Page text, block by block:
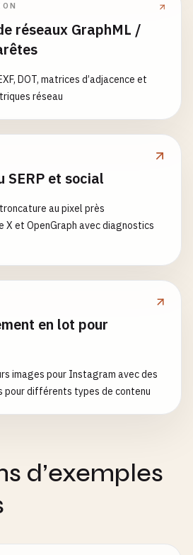
réseaux GraphML /
DOT, matrices d’adjacence et
réseau
SERP et social
au pixel près
et OpenGraph avec diagnostics
en lot pour
images pour Instagram avec des
pour différents types de contenu
d’exemples